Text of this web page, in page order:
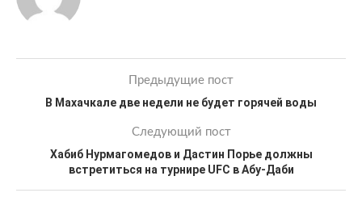
Предыдущие пост
В Махачкале две недели не будет горячей воды
Следующий пост
Хабиб Нурмагомедов и Дастин Порье должны
встретиться на турнире UFC в Абу-Даби